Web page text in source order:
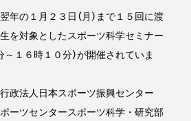
年の１月２３日（月）まで１５回に渡
を対象としたスポーツ科学セミナー
～１６時１０分）が開催されていま
政法人日本スポーツ振興センター
ーツセンタースポーツ科学・研究部